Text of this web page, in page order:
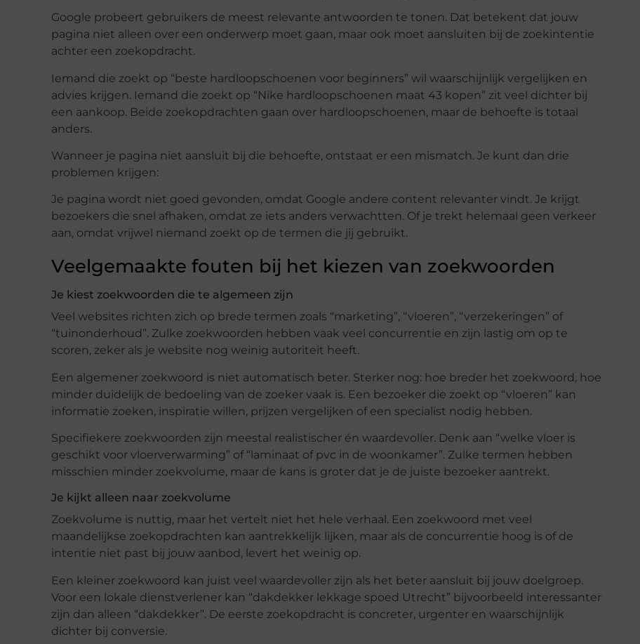
Google probeert gebruikers de meest relevante antwoorden te tonen. Dat betekent dat jouw
pagina niet alleen over een onderwerp moet gaan, maar ook moet aansluiten bij de zoekintentie
achter een zoekopdracht.
Iemand die zoekt op “beste hardloopschoenen voor beginners” wil waarschijnlijk vergelijken en
advies krijgen. Iemand die zoekt op “Nike hardloopschoenen maat 43 kopen” zit veel dichter bij
een aankoop. Beide zoekopdrachten gaan over hardloopschoenen, maar de behoefte is totaal
anders.
Wanneer je pagina niet aansluit bij die behoefte, ontstaat er een mismatch. Je kunt dan drie
problemen krijgen:
Je pagina wordt niet goed gevonden, omdat Google andere content relevanter vindt. Je krijgt
bezoekers die snel afhaken, omdat ze iets anders verwachtten. Of je trekt helemaal geen verkeer
aan, omdat vrijwel niemand zoekt op de termen die jij gebruikt.
Veelgemaakte fouten bij het kiezen van zoekwoorden
Je kiest zoekwoorden die te algemeen zijn
Veel websites richten zich op brede termen zoals “marketing”, “vloeren”, “verzekeringen” of
“tuinonderhoud”. Zulke zoekwoorden hebben vaak veel concurrentie en zijn lastig om op te
scoren, zeker als je website nog weinig autoriteit heeft.
Een algemener zoekwoord is niet automatisch beter. Sterker nog: hoe breder het zoekwoord, hoe
minder duidelijk de bedoeling van de zoeker vaak is. Een bezoeker die zoekt op “vloeren” kan
informatie zoeken, inspiratie willen, prijzen vergelijken of een specialist nodig hebben.
Specifiekere zoekwoorden zijn meestal realistischer én waardevoller. Denk aan “welke vloer is
geschikt voor vloerverwarming” of “laminaat of pvc in de woonkamer”. Zulke termen hebben
misschien minder zoekvolume, maar de kans is groter dat je de juiste bezoeker aantrekt.
Je kijkt alleen naar zoekvolume
Zoekvolume is nuttig, maar het vertelt niet het hele verhaal. Een zoekwoord met veel
maandelijkse zoekopdrachten kan aantrekkelijk lijken, maar als de concurrentie hoog is of de
intentie niet past bij jouw aanbod, levert het weinig op.
Een kleiner zoekwoord kan juist veel waardevoller zijn als het beter aansluit bij jouw doelgroep.
Voor een lokale dienstverlener kan “dakdekker lekkage spoed Utrecht” bijvoorbeeld interessanter
zijn dan alleen “dakdekker”. De eerste zoekopdracht is concreter, urgenter en waarschijnlijk
dichter bij conversie.